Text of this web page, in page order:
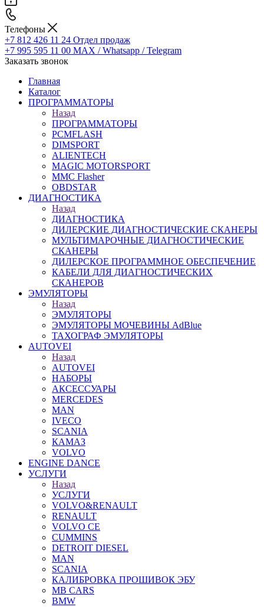
Телефоны
+7 812 426 11 24 Отдел продаж
+7 995 595 11 00 MAX / Whatsapp / Telegram
Заказать звонок
Главная
Каталог
ПРОГРАММАТОРЫ
Назад
ПРОГРАММАТОРЫ
PCMFLASH
DIMSPORT
ALIENTECH
MAGIC MOTORSPORT
MMC Flasher
OBDSTAR
ДИАГНОСТИКА
Назад
ДИАГНОСТИКА
ДИЛЕРСКИЕ ДИАГНОСТИЧЕСКИЕ СКАНЕРЫ
МУЛЬТИМАРОЧНЫЕ ДИАГНОСТИЧЕСКИЕ
СКАНЕРЫ
ДИЛЕРСКОЕ ПРОГРАММНОЕ ОБЕСПЕЧЕНИЕ
КАБЕЛИ ДЛЯ ДИАГНОСТИЧЕСКИХ
СКАНЕРОВ
ЭМУЛЯТОРЫ
Назад
ЭМУЛЯТОРЫ
ЭМУЛЯТОРЫ МОЧЕВИНЫ АdBlue
ТАХОГРАФ ЭМУЛЯТОРЫ
AUTOVEI
Назад
AUTOVEI
НАБОРЫ
АКСЕССУАРЫ
MERCEDES
MAN
IVECO
SCANIA
КАМАЗ
VOLVO
ENGINE DANCE
УСЛУГИ
Назад
УСЛУГИ
VOLVO&RENAULT
RENAULT
VOLVO CE
CUMMINS
DETROIT DIESEL
MAN
SCANIA
КАЛИБРОВКА ПРОШИВОК ЭБУ
MB CARS
BMW